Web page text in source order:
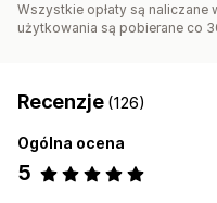
Wszystkie opłaty są naliczane
użytkowania są pobierane co
Recenzje (126)
Ogólna ocena
5